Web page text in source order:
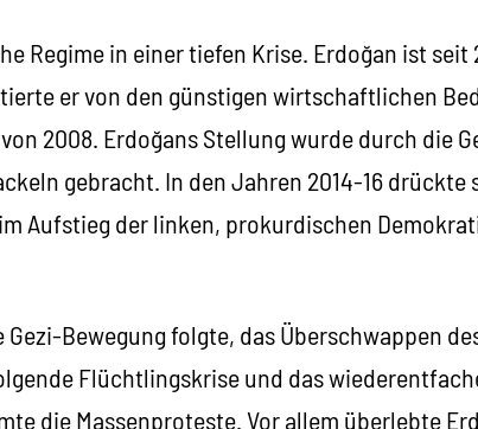
Regime in einer tiefen Krise. Erdoğan ist seit
er von den günstigen wirtschaftlichen
2008. Erdoğans Stellung wurde durch die
gebracht. In den Jahren 2014-16 drückte
Aufstieg der linken, prokurdischen
Gezi-Bewegung folgte, das Überschwappen
Flüchtlingskrise und das
die Massenproteste. Vor allem überlebte